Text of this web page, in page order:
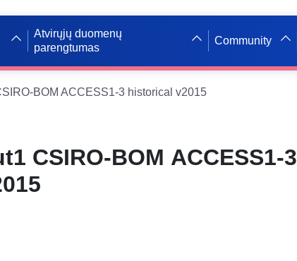
Atvirųjų duomenų
parengtumas
Community
BOM ACCESS1-3 historical v2015
CSIRO-BOM ACCESS1-3